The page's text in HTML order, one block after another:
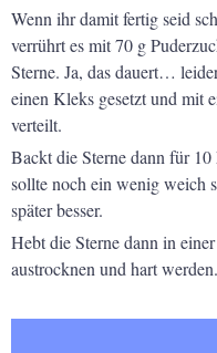
Wenn ihr damit fertig seid
verrührt es mit 70 g
Sterne. Ja, das dauert…
einen Kleks gesetzt und mit
verteilt.
Backt die Sterne dann für
sollte noch ein wenig weich
später besser.
Hebt die Sterne dann in
austrocknen und hart werden.